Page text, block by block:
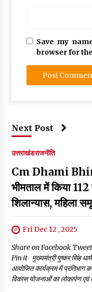
Save my
browser for
Next Post
उत्तराखंडराजनीति
Cm Dhami
भीमताल में किया
शिलान्यास, महिला
Fri Dec 12 , 2025
Share on Facebook
Pin it मुख्यमंत्री पुष्कर सिंह
आयोजित कार्यक्रम में प्रतिभाग
विकास योजनाओं का लोकार्पण